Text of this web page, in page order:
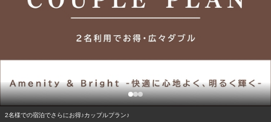
2名様での宿泊でさらにお得♪カップルプラン♪